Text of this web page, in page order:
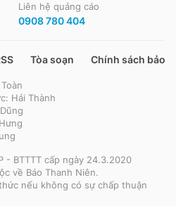
Liên hệ quảng cáo
0908 780 404
Tòa soạn Chính sách bảo
Hải Thành
- BTTTT cấp ngày 24.3.2020
về Báo Thanh Niên.
nếu không có sự chấp thuận